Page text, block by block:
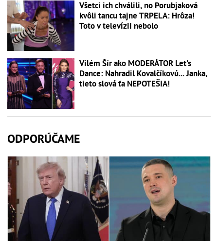
Všetci ich chválili, no Porubjaková
kvôli tancu tajne TRPELA: Hrôza!
Toto v televízii nebolo
Vilém Šír ako MODERÁTOR Let's
Dance: Nahradil Kovalčíkovú... Janka,
tieto slová ťa NEPOTEŠIA!
ODPORÚČAME